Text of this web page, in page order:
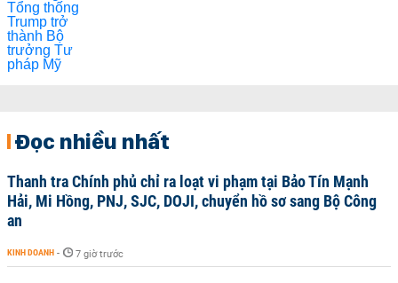
Đọc nhiều nhất
Thanh tra Chính phủ chỉ ra loạt vi phạm tại Bảo Tín Mạnh
Hải, Mi Hồng, PNJ, SJC, DOJI, chuyển hồ sơ sang Bộ Công
an
KINH DOANH - 7 giờ trước